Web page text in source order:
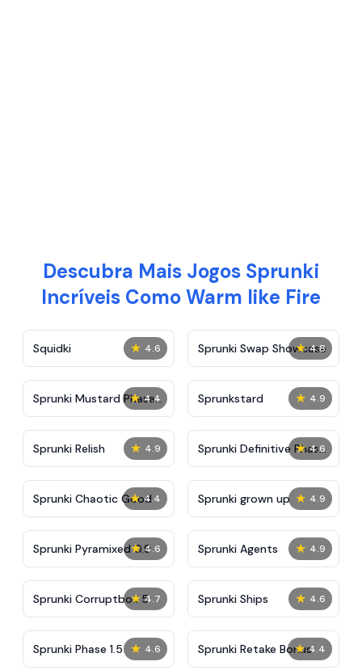
Descubra Mais Jogos Sprunki
Incríveis Como Warm like Fire
★ 4.6
Squidki ★ 4.8
Sprunki Swap Showcase
★ 4.4
Sprunki Mustard Phase
2
★ 4.9
Sprunkstard
★ 4.9
Sprunki Relish ★ 4.6
Sprunki Definitive Phase
7
★ 4.4
Sprunki Chaotic Good ★ 4.9
Sprunki grown up
★ 4.6
Sprunki Pyramixed 0.9 ★ 4.9
Sprunki Agents
★ 4.7
Sprunki Corruptbox 5 ★ 4.6
Sprunki Ships
★ 4.6
Sprunki Phase 1.5 ★ 4.4
Sprunki Retake Bonus